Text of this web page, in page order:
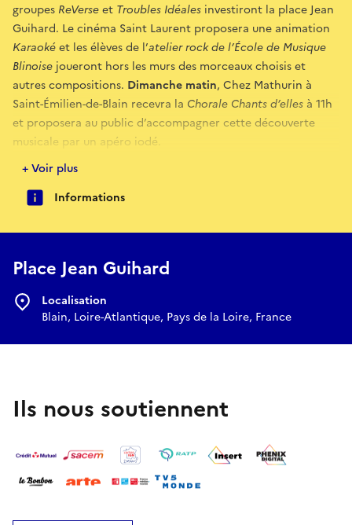
groupes ReVerseet Troubles Idéales investiront la place Jean
Guihard. Le cinéma Saint Laurent proposera une animation
Karaokéet les élèves de l’atelier rock de l’École de Musique
Blinoise joueront hors les murs des morceaux choisis et
autres compositions. Dimanche matin, Chez Mathurin à
Saint-Émilien-de-Blain recevra la Chorale Chants d’elles à 11h
et proposera au public d’accompagner cette découverte
musicale par un apéro iodé.
Profitez d’un week-end festif aux quatre coins de Blain,
riches d’un répertoire qui répondra à tous les goûts
musicaux!
des lieux, une restauration sur place sera proposée.
+ Voir plus
Informations
Place Jean Guihard
Localisation
Blain, Loire-Atlantique, Pays de la Loire, France
Ils nous soutiennent